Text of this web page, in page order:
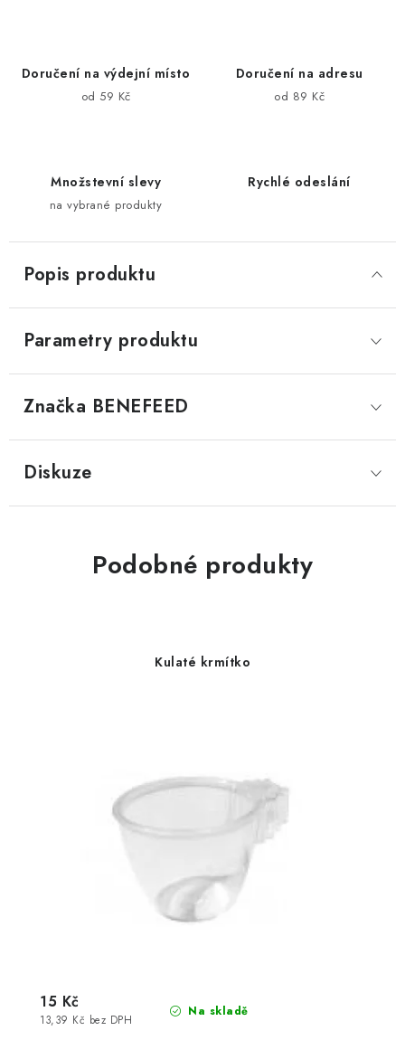
Doručení na výdejní místo
od 59 Kč
Doručení na adresu
od 89 Kč
Množstevní slevy
na vybrané produkty
Rychlé odeslání
Popis produktu
Parametry produktu
Značka BENEFEED
Diskuze
Podobné produkty
Kulaté krmítko
Na skladě
13,39 Kč bez DPH
15 Kč